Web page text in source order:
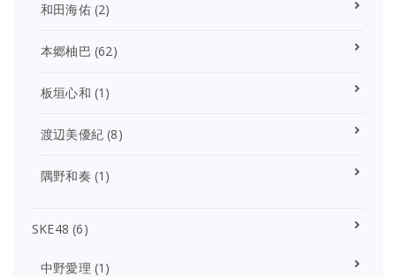
和田海佑(2)
本郷柚巴 (62)
板垣心和 (1)
渡辺美優紀 (8)
隅野和奏 (1)
SKE48 (6)
中野愛理 (1)